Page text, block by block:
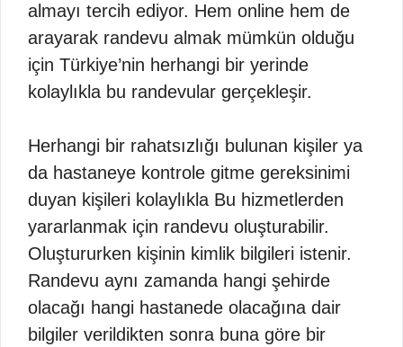
almayı tercih ediyor. Hem online hem de
arayarak randevu almak mümkün olduğu
için Türkiye’nin herhangi bir yerinde
kolaylıkla bu randevular gerçekleşir.
Herhangi bir rahatsızlığı bulunan kişiler ya
da hastaneye kontrole gitme gereksinimi
duyan kişileri kolaylıkla Bu hizmetlerden
yararlanmak için randevu oluşturabilir.
Oluştururken kişinin kimlik bilgileri istenir.
Randevu aynı zamanda hangi şehirde
olacağı hangi hastanede olacağına dair
bilgiler verildikten sonra buna göre bir